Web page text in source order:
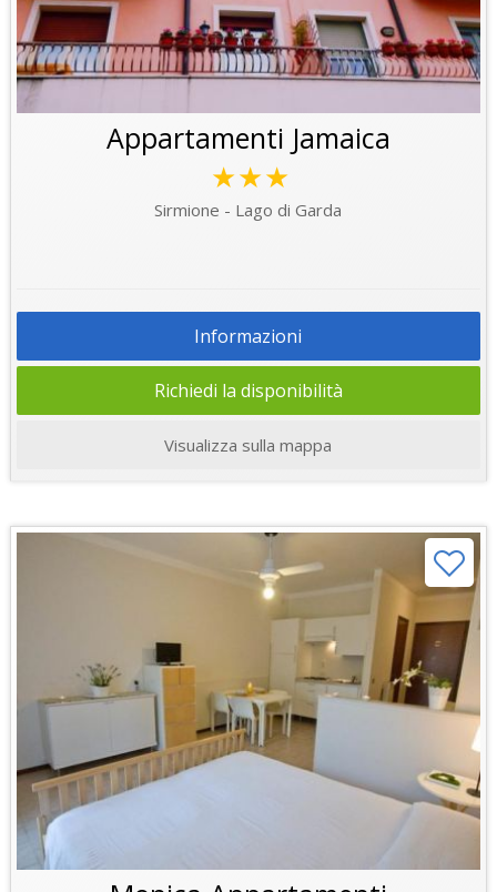
Appartamenti Jamaica
★★★
Sirmione - Lago di Garda
Informazioni
Richiedi la disponibilità
Visualizza sulla mappa